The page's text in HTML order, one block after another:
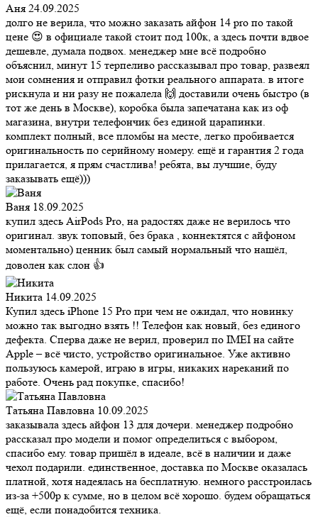
Аня 24.09.2025
долго не верила, что можно заказать айфон 14 pro по такой
цене 😍 в официале такой стоит под 100к, а здесь почти вдвое
дешевле, думала подвох. менеджер мне всё подробно
объяснил, минут 15 терпеливо рассказывал про товар, развеял
мои сомнения и отправил фотки реального аппарата. в итоге
рискнула и ни разу не пожалела 🙌 доставили очень быстро (в
тот же день в Москве), коробка была запечатана как из оф
магазина, внутри телефончик без единой царапинки.
комплект полный, все пломбы на месте, легко пробивается
оригинальность по серийному номеру. ещё и гарантия 2 года
прилагается, я прям счастлива! ребята, вы лучшие, буду
заказывать ещё)))
Ваня 18.09.2025
купил здесь AirPods Pro, на радостях даже не верилось что
оригинал. звук топовый, без брака , коннектятся с айфоном
моментально) ценник был самый нормальный что нашёл,
доволен как слон 👍
Никита 14.09.2025
Купил здесь iPhone 15 Pro при чем не ожидал, что новинку
можно так выгодно взять !! Телефон как новый, без единого
дефекта. Сперва даже не верил, проверил по IMEI на сайте
Apple – всё чисто, устройство оригинальное. Уже активно
пользуюсь камерой, играю в игры, никаких нареканий по
работе. Очень рад покупке, спасибо!
Татьяна Павловна 10.09.2025
заказывала здесь айфон 13 для дочери. менеджер подробно
рассказал про модели и помог определиться с выбором,
спасибо ему. товар пришёл в идеале, всё в наличии и даже
чехол подарили. единственное, доставка по Москве оказалась
платной, хотя надеялась на бесплатную. немного расстроилась
из-за +500р к сумме, но в целом всё хорошо. будем обращаться
ещё, если понадобится техника.